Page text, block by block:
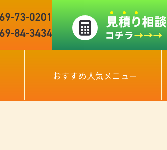
おすすめ人気メニュー